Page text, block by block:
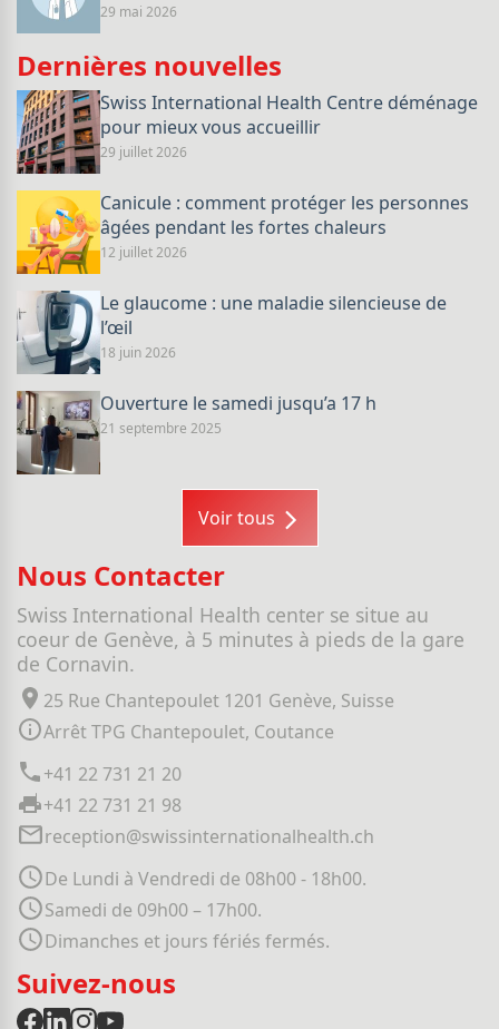
29 mai 2026
Dernières nouvelles
Swiss International Health Centre déménage
pour mieux vous accueillir
29 juillet 2026
Canicule : comment protéger les personnes
âgées pendant les fortes chaleurs
12 juillet 2026
Le glaucome : une maladie silencieuse de
l’œil
18 juin 2026
Ouverture le samedi jusqu’a 17 h
21 septembre 2025
Voir tous
Nous Contacter
Swiss International Health center se situe au
coeur de Genève, à 5 minutes à pieds de la gare
de Cornavin.
25 Rue Chantepoulet 1201 Genève, Suisse
Arrêt TPG Chantepoulet, Coutance
+41 22 731 21 20
+41 22 731 21 98
reception@swissinternationalhealth.ch
De Lundi à Vendredi de 08h00 - 18h00.
Samedi de 09h00 – 17h00.
Dimanches et jours fériés fermés.
Suivez-nous